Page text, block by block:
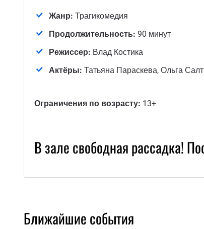
Жанр: Трагикомедия
Продолжительность: 90 минут
Режиссер: Влад Костика
Актёры: Татьяна Параскева, Ольга
Ограничения по возрасту: 13+
В зале свободная рассадка!
Ближайшие события